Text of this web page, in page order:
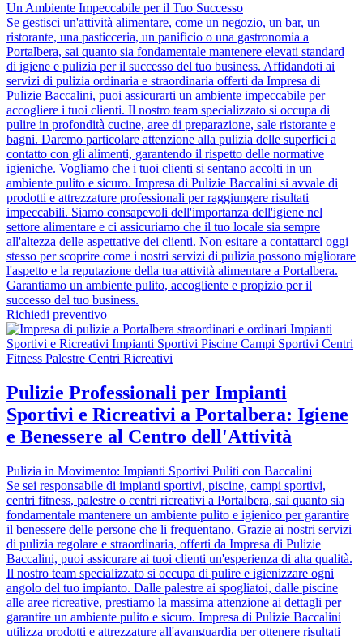
Un Ambiente Impeccabile per il Tuo Successo
Se gestisci un'attività alimentare, come un negozio, un bar, un
ristorante, una pasticceria, un panificio o una gastronomia a
Portalbera, sai quanto sia fondamentale mantenere elevati standard
di igiene e pulizia per il successo del tuo business. Affidandoti ai
servizi di pulizia ordinaria e straordinaria offerti da Impresa di
Pulizie Baccalini, puoi assicurarti un ambiente impeccabile per
accogliere i tuoi clienti. Il nostro team specializzato si occupa di
pulire in profondità cucine, aree di preparazione, sale ristorante e
bagni. Daremo particolare attenzione alla pulizia delle superfici a
contatto con gli alimenti, garantendo il rispetto delle normative
igieniche. Vogliamo che i tuoi clienti si sentano accolti in un
ambiente pulito e sicuro. Impresa di Pulizie Baccalini si avvale di
prodotti e attrezzature professionali per raggiungere risultati
impeccabili. Siamo consapevoli dell'importanza dell'igiene nel
settore alimentare e ci assicuriamo che il tuo locale sia sempre
all'altezza delle aspettative dei clienti. Non esitare a contattarci oggi
stesso per scoprire come i nostri servizi di pulizia possono migliorare
l'aspetto e la reputazione della tua attività alimentare a Portalbera.
Garantiamo un ambiente pulito, accogliente e propizio per il
successo del tuo business.
Richiedi preventivo
Pulizie Professionali per Impianti
Sportivi e Ricreativi a Portalbera: Igiene
e Benessere al Centro dell'Attività
Pulizia in Movimento: Impianti Sportivi Puliti con Baccalini
Se sei responsabile di impianti sportivi, piscine, campi sportivi,
centri fitness, palestre o centri ricreativi a Portalbera, sai quanto sia
fondamentale mantenere un ambiente pulito e igienico per garantire
il benessere delle persone che li frequentano. Grazie ai nostri servizi
di pulizia regolare e straordinaria, offerti da Impresa di Pulizie
Baccalini, puoi assicurare ai tuoi clienti un'esperienza di alta qualità.
Il nostro team specializzato si occupa di pulire e igienizzare ogni
angolo del tuo impianto. Dalle palestre ai spogliatoi, dalle piscine
alle aree ricreative, prestiamo la massima attenzione ai dettagli per
garantire un ambiente pulito e sicuro. Impresa di Pulizie Baccalini
utilizza prodotti e attrezzature all'avanguardia per ottenere risultati